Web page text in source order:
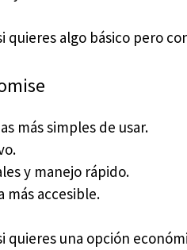
quieres algo básico pero
más simples de usar.
y manejo rápido.
más accesible.
quieres una opción